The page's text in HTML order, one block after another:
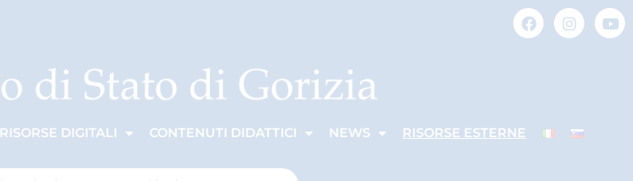
RISORSE DIGITALI CONTENUTI DIDATTICI NEWS RISORSE ESTERNE